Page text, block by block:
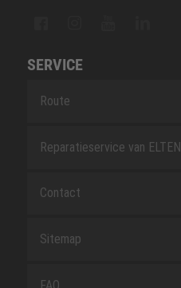
SERVICE
Route
Reparatieservice van ELTEN
Contact
Sitemap
FAQ